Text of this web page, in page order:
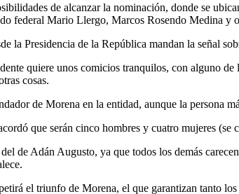
de alcanzar la nominación, donde se
federal Mario Llergo, Marcos Rosendo Medina y
la Presidencia de la República mandan la señal
quiere unos comicios tranquilos, con alguno
cosas.
de Morena en la entidad, aunque la persona
que serán cinco hombres y cuatro mujeres
de Adán Augusto, ya que todos los demás
el triunfo de Morena, el que garantizan tanto